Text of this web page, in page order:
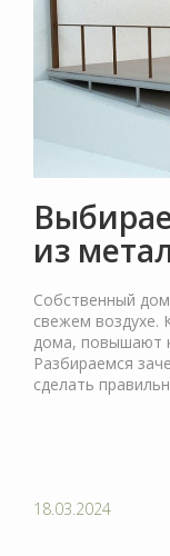
из
Собственный
свежем воздухе.
дома, повышают
Разбираемся
сделать
18.03.2024